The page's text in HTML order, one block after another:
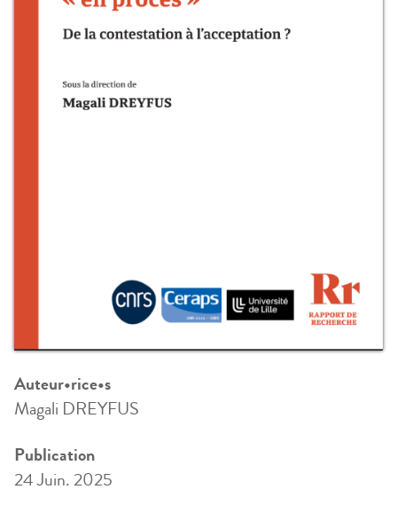
Auteur•rice•s
Magali DREYFUS
Publication
24 Juin. 2025